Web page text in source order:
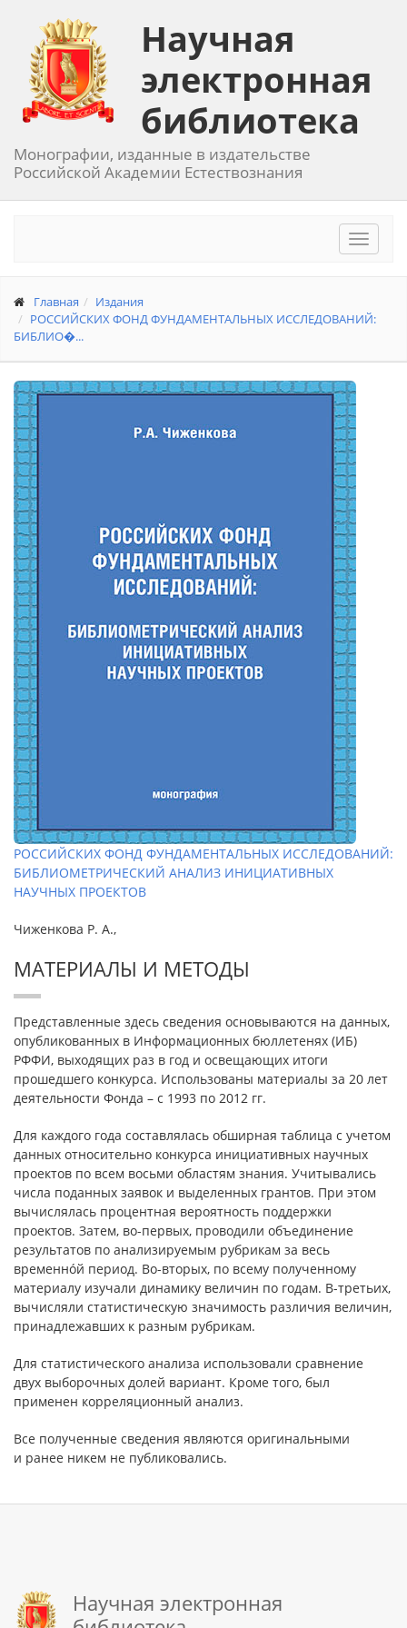
Научная
электронная
библиотека
Монографии, изданные в издательстве
Российской Академии Естествознания
Toggle
Главная
Издания
РОССИЙСКИХ ФОНД ФУНДАМЕНТАЛЬНЫХ ИССЛЕДОВАНИЙ:
БИБЛИО�...
РОССИЙСКИХ ФОНД ФУНДАМЕНТАЛЬНЫХ ИССЛЕДОВАНИЙ:
БИБЛИОМЕТРИЧЕСКИЙ АНАЛИЗ ИНИЦИАТИВНЫХ
НАУЧНЫХ ПРОЕКТОВ
Чиженкова Р. А.,
МАТЕРИАЛЫ И МЕТОДЫ
Представленные здесь сведения основываются на данных,
опубликованных в Информационных бюллетенях (ИБ)
РФФИ, выходящих раз в год и освещающих итоги
прошедшего конкурса. Использованы материалы за 20 лет
деятельности Фонда – с 1993 по 2012 гг.
Для каждого года составлялась обширная таблица с учетом
данных относительно конкурса инициативных научных
проектов по всем восьми областям знания. Учитывались
числа поданных заявок и выделенных грантов. При этом
вычислялась процентная вероятность поддержки
проектов. Затем, во-первых, проводили объединение
результатов по анализируемым рубрикам за весь
временнóй период. Во-вторых, по всему полученному
материалу изучали динамику величин по годам. В-третьих,
вычисляли статистическую значимость различия величин,
принадлежавших к разным рубрикам.
Для статистического анализа использовали сравнение
двух выборочных долей вариант. Кроме того, был
применен корреляционный анализ.
Все полученные сведения являются оригинальными
и ранее никем не публиковались.
Научная электронная